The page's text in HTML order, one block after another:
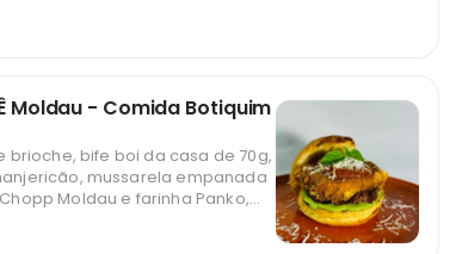
Moldau - Comida Botiquim
brioche, bife boi da casa de 70g,
mussarela empanada
Moldau e farinha Panko,
fresco feito na casa, parmesão
fresco. Acompanha batata